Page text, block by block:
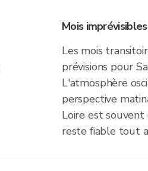
Mois imprévisibles
Les mois
prévisions pour
L'atmosphère
perspective
Loire est
reste fiable tout